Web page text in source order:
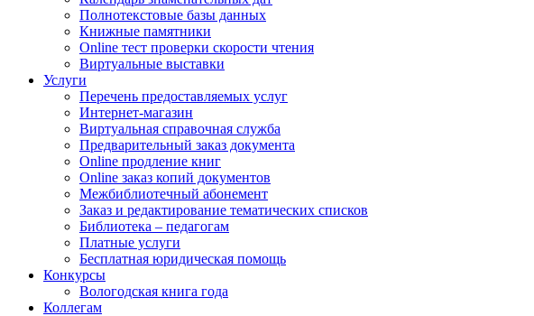
Полнотекстовые базы данных
Книжные памятники
Online тест проверки скорости чтения
Виртуальные выставки
Услуги
Перечень предоставляемых услуг
Интернет-магазин
Виртуальная справочная служба
Предварительный заказ документа
Online продление книг
Online заказ копий документов
Межбиблиотечный абонемент
Заказ и редактирование тематических списков
Библиотека – педагогам
Платные услуги
Бесплатная юридическая помощь
Конкурсы
Вологодская книга года
Коллегам